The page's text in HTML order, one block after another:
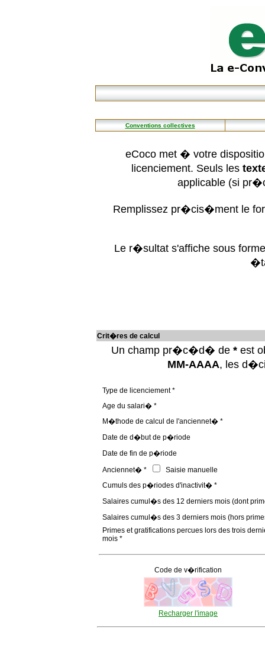
Conventions collectives
eCoco met � votre
licenciement. Seuls les
applicable (si
Remplissez pr�cis�ment le
Le r�sultat s'affiche sous
Crit�res de calcul
Un champ pr�c�d� de * est
MM-AAAA, les
Type de licenciement *
Age du salari� *
M�thode de calcul de l'anciennet� *
Date de d�but de p�riode
Date de fin de p�riode
Anciennet� *
Saisie manuelle
Cumuls des p�riodes d'inactivit� *
Salaires cumul�s des 12 derniers mois (dont
Salaires cumul�s des 3 derniers mois (hors
Primes et gratifications percues lors des trois
mois *
Code de v�rification
Recharger l'image